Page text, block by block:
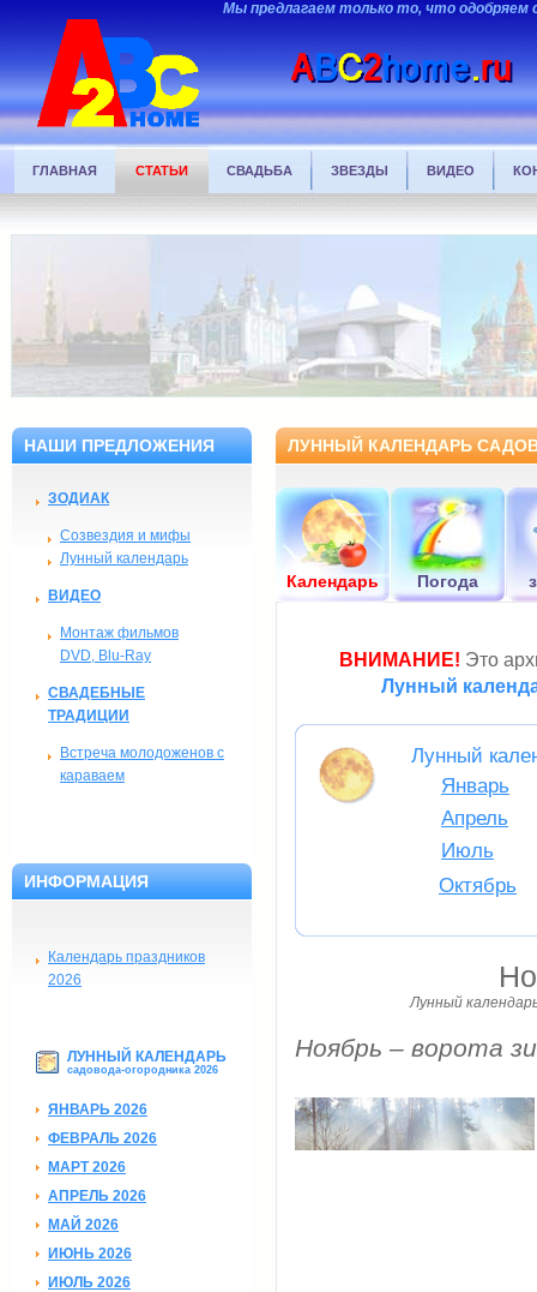
Мы предлагаем только то, что одобряем
ГЛАВНАЯ СТАТЬИ СВАДЬБА ЗВЕЗДЫ ВИДЕО
НАШИ ПРЕДЛОЖЕНИЯ
ЗОДИАК
Созвездия и мифы
Лунный календарь
ВИДЕО
Монтаж фильмов
DVD, Blu-Ray
СВАДЕБНЫЕ
ТРАДИЦИИ
Встреча молодоженов с
караваем
ИНФОРМАЦИЯ
Календарь праздников
2026
ЛУННЫЙ КАЛЕНДАРЬ
садовода-огородника 2026
ЯНВАРЬ 2026
ФЕВРАЛЬ 2026
МАРТ 2026
АПРЕЛЬ 2026
МАЙ 2026
ИЮНЬ 2026
ИЮЛЬ 2026
ЛУННЫЙ КАЛЕНДАРЬ
Календарь Погода
ВНИМАНИЕ! Это
Лунный
Лунный
Январь
Апрель
Июль
Октябрь
Лунный
Ноябрь – ворота